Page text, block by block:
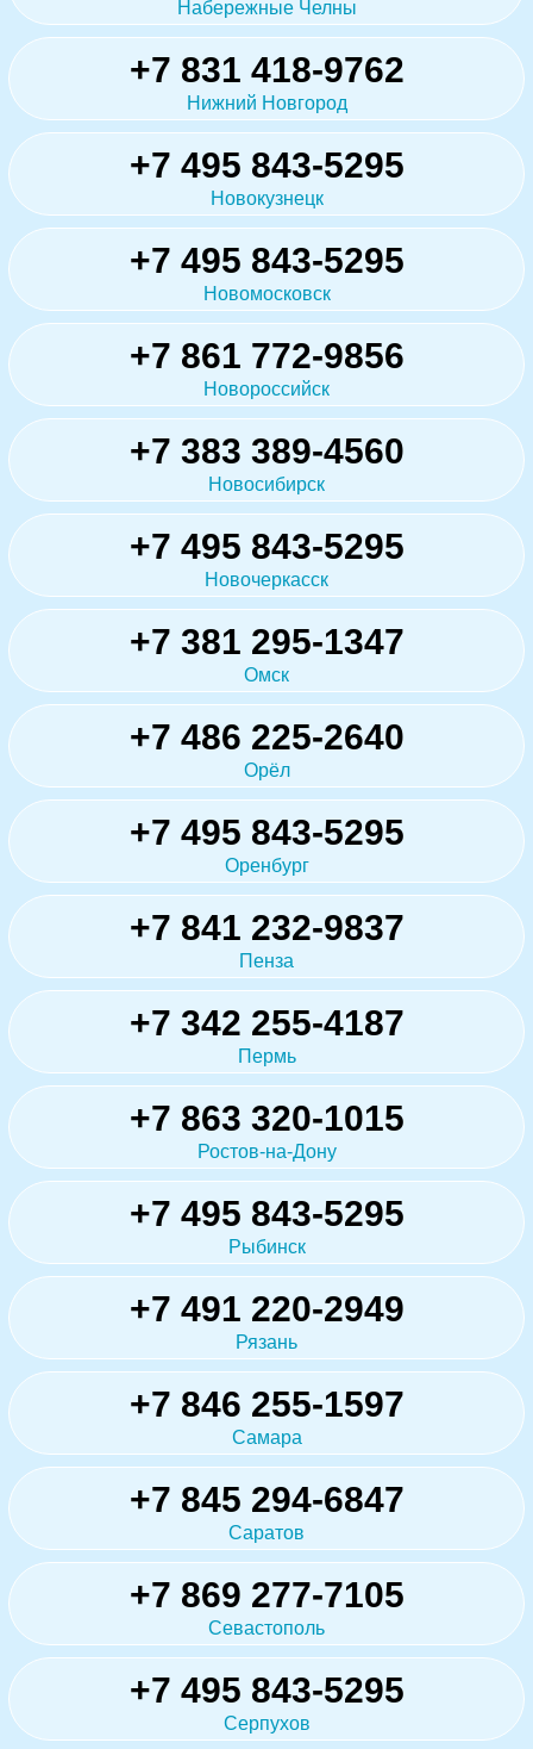
Набережные Челны
+7 831 418-9762
Нижний Новгород
+7 495 843-5295
Новокузнецк
+7 495 843-5295
Новомосковск
+7 861 772-9856
Новороссийск
+7 383 389-4560
Новосибирск
+7 495 843-5295
Новочеркасск
+7 381 295-1347
Омск
+7 486 225-2640
Орёл
+7 495 843-5295
Оренбург
+7 841 232-9837
Пенза
+7 342 255-4187
Пермь
+7 863 320-1015
Ростов-на-Дону
+7 495 843-5295
Рыбинск
+7 491 220-2949
Рязань
+7 846 255-1597
Самара
+7 845 294-6847
Саратов
+7 869 277-7105
Севастополь
+7 495 843-5295
Серпухов